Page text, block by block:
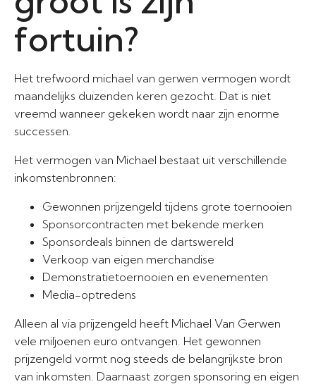
fortuin?
Het trefwoord michael van gerwen vermogen wordt
maandelijks duizenden keren gezocht. Dat is niet
vreemd wanneer gekeken wordt naar zijn enorme
successen.
Het vermogen van Michael bestaat uit verschillende
inkomstenbronnen:
Gewonnen prijzengeld tijdens grote toernooien
Sponsorcontracten met bekende merken
Sponsordeals binnen de dartswereld
Verkoop van eigen merchandise
Demonstratietoernooien en evenementen
Media-optredens
Alleen al via prijzengeld heeft Michael Van Gerwen
vele miljoenen euro ontvangen. Het gewonnen
prijzengeld vormt nog steeds de belangrijkste bron
van inkomsten. Daarnaast zorgen sponsoring en eigen